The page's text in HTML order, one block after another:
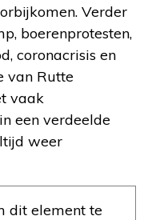
Verder
boerenprotesten,
coronacrisis en
van Rutte
vaak
een verdeelde
weer
dit element te